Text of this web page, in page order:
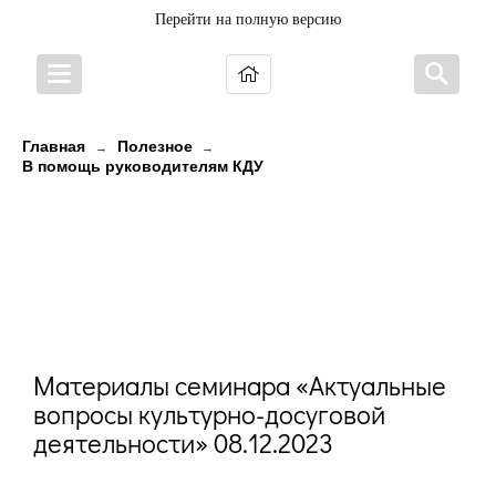
Перейти на полную версию
Главная → Полезное →
В помощь руководителям КДУ
Материалы семинара «Актуальные
вопросы культурно-досуговой
деятельности» 08.12.2023